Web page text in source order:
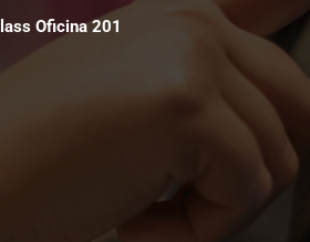
Oficina 201